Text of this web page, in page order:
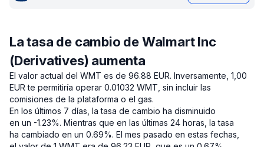
La tasa de cambio de Walmart Inc
(Derivatives) aumenta
El valor actual del WMT es de 96.88 EUR. Inversamente, 1,00
EUR te permitiría operar 0.01032 WMT, sin incluir las
comisiones de la plataforma o el gas.
En los últimos 7 días, la tasa de cambio ha disminuido
en un -1.23%. Mientras que en las últimas 24 horas, la tasa
ha cambiado en un 0.69%. El mes pasado en estas fechas,